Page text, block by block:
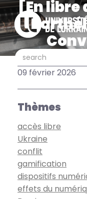
Aller
au
contenu
principal
Search
search
[En libre
l’armée
09 février 2026
Thèmes
accès libre
Ukraine
conflit
gamification
dispositifs
effets du